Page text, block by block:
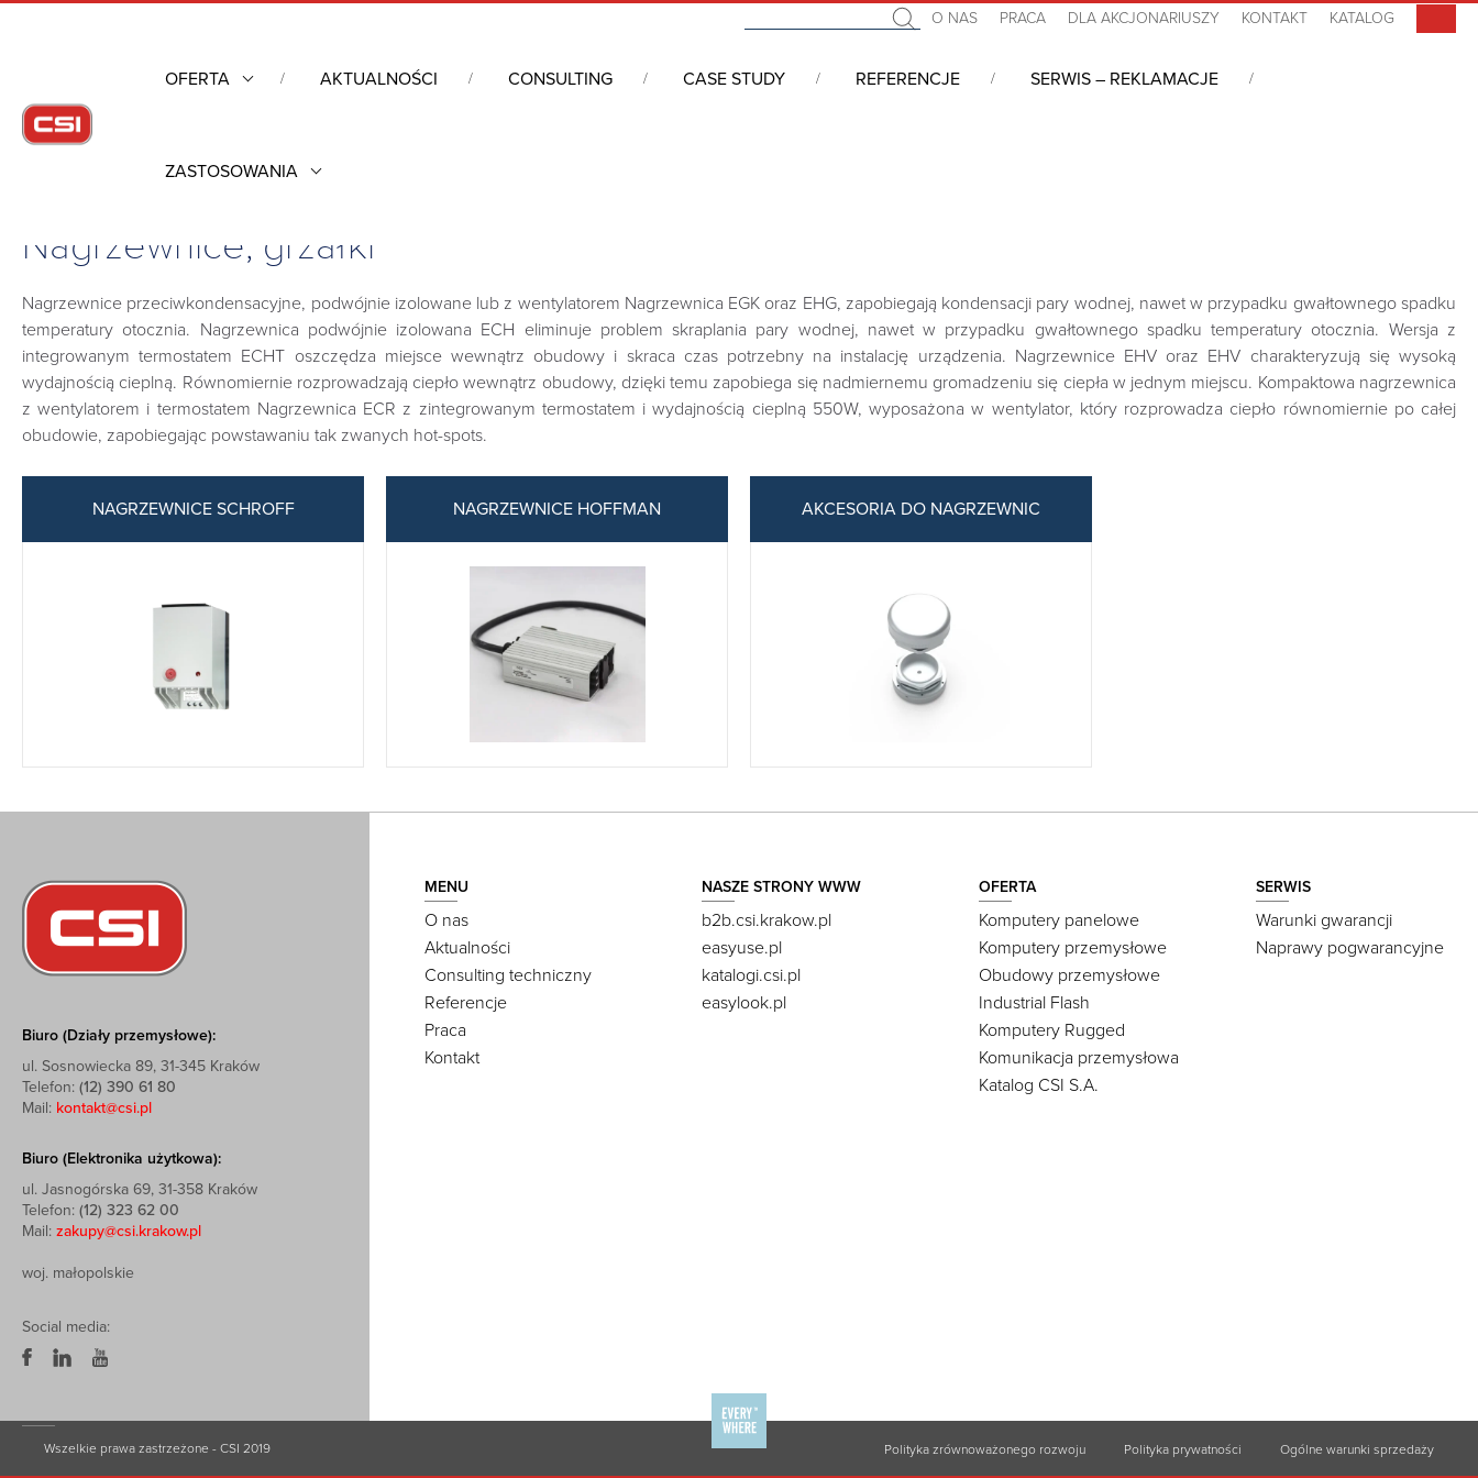
O NAS PRACA DLA AKCJONARIUSZY KONTAKT KATALOG
OFERTA AKTUALNOŚCI CONSULTING CASE STUDY REFERENCJE SERWIS – REKLAMACJE
ZASTOSOWANIA
Obudowy przemysłowe
Nagrzewnice, grzałki
Nagrzewnice przeciwkondensacyjne, podwójnie izolowane lub z wentylatorem Nagrzewnica EGK oraz EHG, zapobiegają kondensacji pary wodnej, nawet w przypadku gwałtownego spadku
temperatury otocznia. Nagrzewnica podwójnie izolowana ECH eliminuje problem skraplania pary wodnej, nawet w przypadku gwałtownego spadku temperatury otocznia. Wersja z
integrowanym termostatem ECHT oszczędza miejsce wewnątrz obudowy i skraca czas potrzebny na instalację urządzenia. Nagrzewnice EHV oraz EHV charakteryzują się wysoką
wydajnością cieplną. Równomiernie rozprowadzają ciepło wewnątrz obudowy, dzięki temu zapobiega się nadmiernemu gromadzeniu się ciepła w jednym miejscu. Kompaktowa nagrzewnica
z wentylatorem i termostatem Nagrzewnica ECR z zintegrowanym termostatem i wydajnością cieplną 550W, wyposażona w wentylator, który rozprowadza ciepło równomiernie po całej
obudowie, zapobiegając powstawaniu tak zwanych hot-spots.
NAGRZEWNICE SCHROFF NAGRZEWNICE HOFFMAN AKCESORIA DO NAGRZEWNIC
Biuro (Działy przemysłowe):
ul. Sosnowiecka 89, 31-345 Kraków
Telefon: (12) 390 61 80
Mail: kontakt@csi.pl
Biuro (Elektronika użytkowa):
ul. Jasnogórska 69, 31-358 Kraków
Telefon: (12) 323 62 00
Mail: zakupy@csi.krakow.pl
woj. małopolskie
Social media:
MENU
O nas
Aktualności
Consulting techniczny
Referencje
Praca
Kontakt
NASZE STRONY WWW
b2b.csi.krakow.pl
easyuse.pl
katalogi.csi.pl
easylook.pl
OFERTA
Komputery panelowe
Komputery przemysłowe
Obudowy przemysłowe
Industrial Flash
Komputery Rugged
Komunikacja przemysłowa
Katalog CSI S.A.
SERWIS
Warunki gwarancji
Naprawy pogwarancyjne
Wszelkie prawa zastrzeżone - CSI 2019 Polityka zrównoważonego rozwoju Polityka prywatności Ogólne warunki sprzedaży